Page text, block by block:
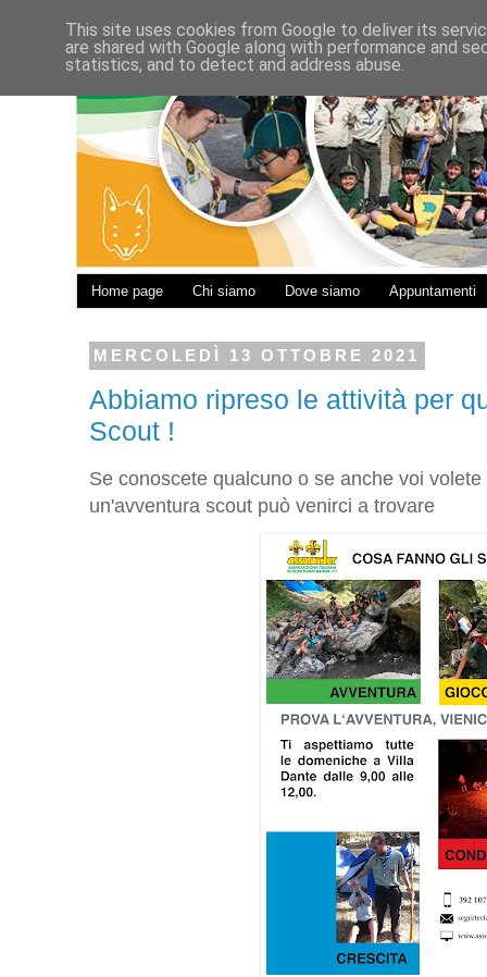
Home page Chi siamo Dove siamo Appuntamenti
MERCOLEDÌ 13 OTTOBRE 2021
Abbiamo ripreso le attività per
Scout !
Se conoscete qualcuno o se anche voi
un'avventura scout può venirci a trovare
This site uses cookies from Google to deliver its
are shared with Google along with performance and
statistics, and to detect and address abuse.